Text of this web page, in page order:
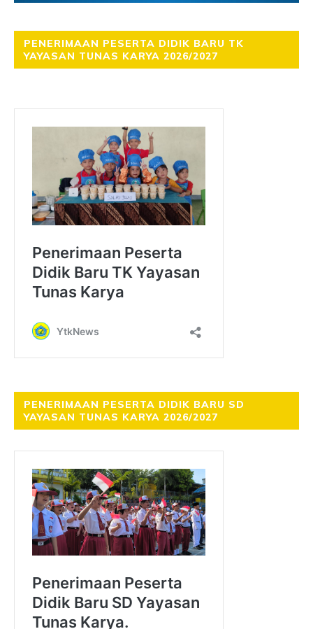
PENERIMAAN PESERTA DIDIK BARU TK
YAYASAN TUNAS KARYA 2026/2027
PENERIMAAN PESERTA DIDIK BARU SD
YAYASAN TUNAS KARYA 2026/2027